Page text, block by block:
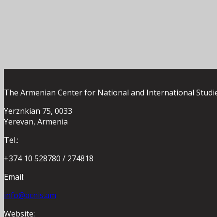
The Armenian Center for National and International
Yerznkian 75, 0033
Yerevan, Armenia
Tel.:
+374 10 528780 / 274818
Email:
info@acnis.am
Website: